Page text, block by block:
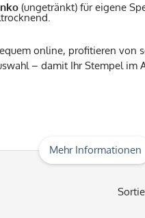
(ungetränkt) für eigene
online, profitieren von
– damit Ihr Stempel im
Mehr Informationen